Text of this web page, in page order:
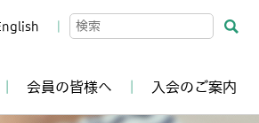
会員の皆様へ 入会のご案内